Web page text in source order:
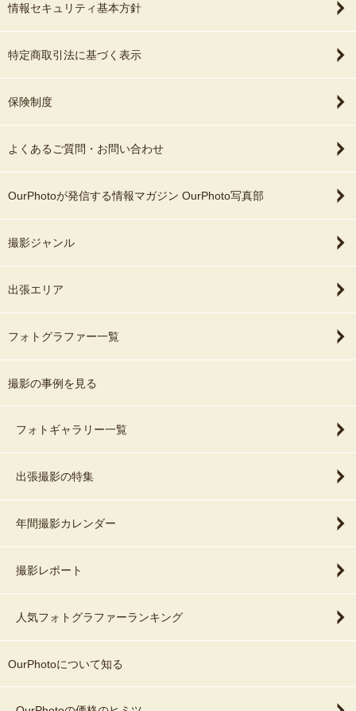
情報セキュリティ基本方針
特定商取引法に基づく表示
保険制度
よくあるご質問・お問い合わせ
OurPhotoが発信する情報マガジン OurPhoto写真部
撮影ジャンル
出張エリア
フォトグラファー一覧
撮影の事例を見る
フォトギャラリー一覧
出張撮影の特集
年間撮影カレンダー
撮影レポート
人気フォトグラファーランキング
OurPhotoについて知る